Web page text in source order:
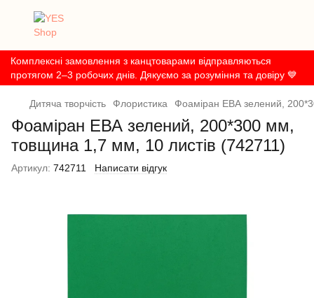
Комплексні замовлення з канцтоварами відправляються
протягом 2–3 робочих днів. Дякуємо за розуміння та довіру 💙
Дитяча творчість Флористика Фоаміран ЕВА зелений,
Фоаміран ЕВА зелений, 200*300 мм,
товщина 1,7 мм, 10 листів (742711)
Артикул: 742711 Написати відгук